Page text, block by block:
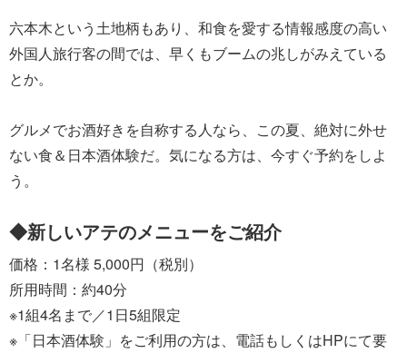
六本木という土地柄もあり、和食を愛する情報感度の高い
外国人旅行客の間では、早くもブームの兆しがみえている
とか。
グルメでお酒好きを自称する人なら、この夏、絶対に外せ
ない食＆日本酒体験だ。気になる方は、今すぐ予約をしよ
う。
◆新しいアテのメニューをご紹介
価格：1名様 5,000円（税別）
所用時間：約40分
※1組4名まで／1日5組限定
※「日本酒体験」をご利用の方は、電話もしくはHPにて要